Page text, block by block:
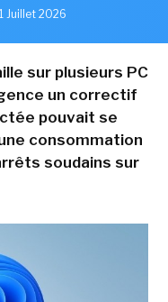
Juillet 2026
sur plusieurs PC
un correctif
pouvait se
consommation
soudains sur